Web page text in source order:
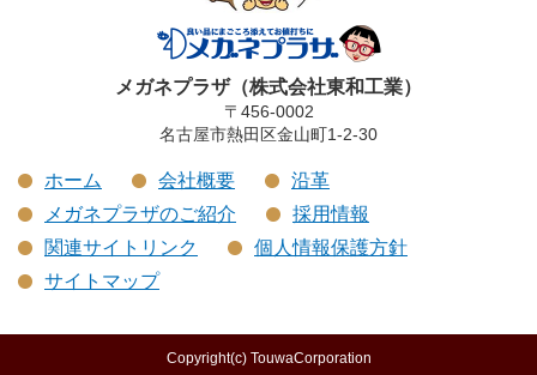
メガネプラザ（株式会社東和工業）
〒456-0002
名古屋市熱田区金山町1-2-30
ホーム 会社概要
沿革
メガネプラザのご紹介
採用情報
関連サイトリンク
個人情報保護方針
サイトマップ
Copyright(c) TouwaCorporation